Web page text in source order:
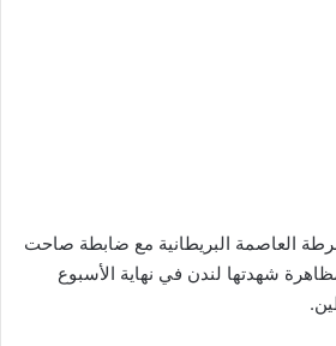
العاصمة البريطانية مع ضابطة صاحت
شهدتها لندن في نهاية الأسبوع